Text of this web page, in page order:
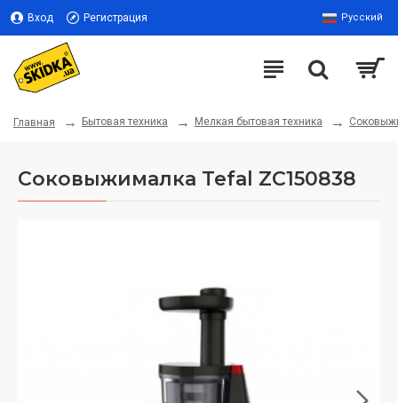
Вход Регистрация Русский
Главная Бытовая техника Мелкая бытовая техника
Соковыжималка Tefal ZC150838